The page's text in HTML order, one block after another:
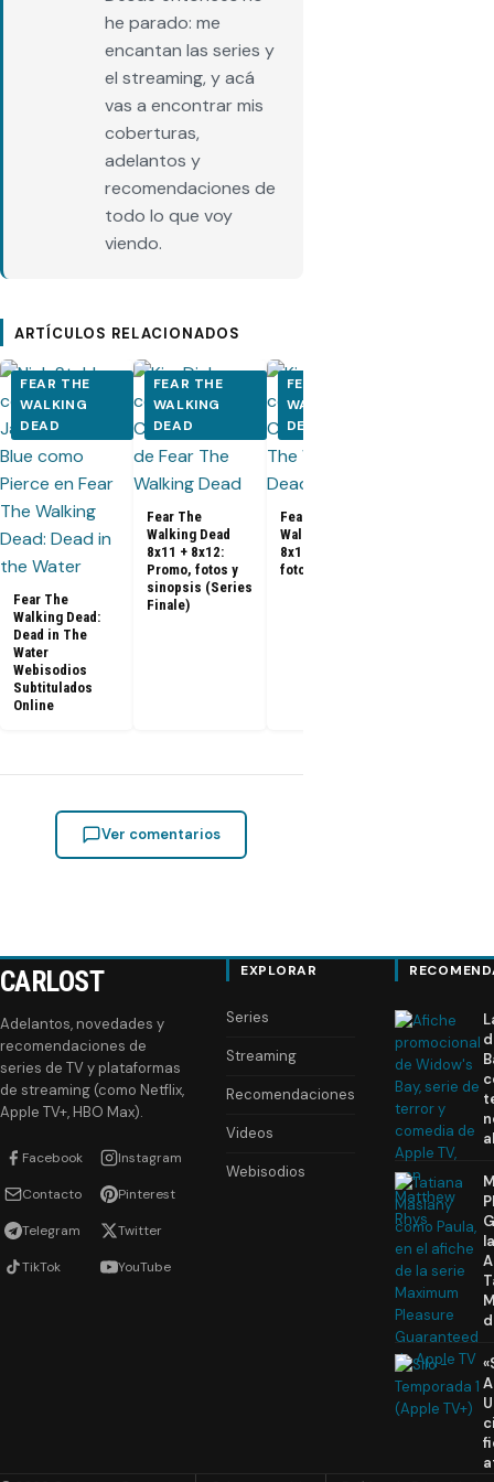
he parado: me
encantan las series y
el streaming, y acá
vas a encontrar mis
coberturas,
adelantos y
recomendaciones de
todo lo que voy
viendo.
ARTÍCULOS RELACIONADOS
FEAR THE
WALKING
DEAD
Fear The
Walking Dead:
Dead in The
Water
Webisodios
Subtitulados
Online
FEAR THE
WALKING
DEAD
Fear The
Walking Dead
8x11 + 8x12:
Promo, fotos y
sinopsis (Series
Finale)
FEAR THE
WALKING
DEAD
Fear The
Walking Dead
8x10: Promo,
fotos y sinopsis
Ver comentarios
CARLOST
Adelantos, novedades y
recomendaciones de
series de TV y plataformas
de streaming (como Netflix,
Apple TV+, HBO Max).
Facebook Instagram
Contacto Pinterest
Telegram Twitter
TikTok YouTube
EXPLORAR
Series
Streaming
Recomendaciones
Videos
Webisodios